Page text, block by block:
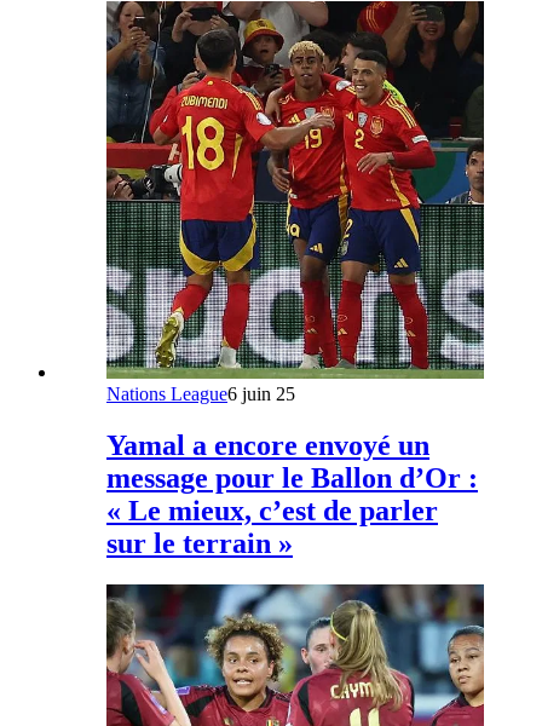
Nations League6 juin 25
Yamal a encore envoyé un
message pour le Ballon d’Or :
« Le mieux, c’est de parler
sur le terrain »